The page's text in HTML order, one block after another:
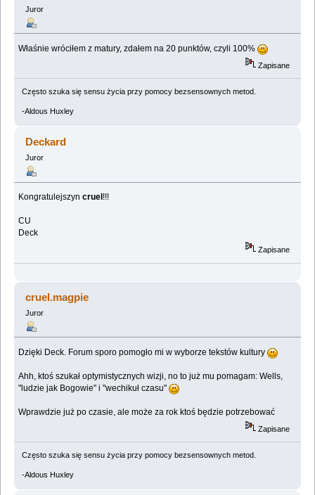
Juror
Właśnie wróciłem z matury, zdałem na 20 punktów, czyli 100%
Zapisane
Często szuka się sensu życia przy pomocy bezsensownych metod.
-Aldous Huxley
Deckard
Juror
Kongratulejszyncruel !!!
CU
Deck
Zapisane
cruel.magpie
Juror
Dzięki Deck. Forum sporo pomogło mi w wyborze tekstów kultury
Ahh, ktoś szukał optymistycznych wizji, no to już mu pomagam: Wells,
"ludzie jak Bogowie" i "wechikuł czasu"
Wprawdzie już po czasie, ale może za rok ktoś będzie potrzebować
Zapisane
Często szuka się sensu życia przy pomocy bezsensownych metod.
-Aldous Huxley